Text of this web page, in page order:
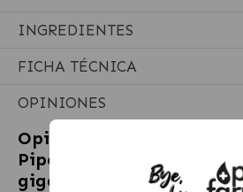
INGREDIENTES
FICHA TÉCNICA
OPINIONES
Opiniones sobre
Pipetas antiparasitarias
gigantes de más de 40kg